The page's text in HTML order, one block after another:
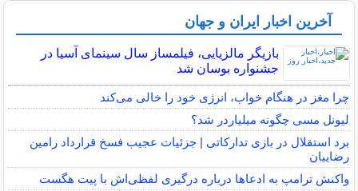
آخرین اخبار ایران و جهان
بازیگر مالزیایی، فیلمساز سال سینمای آسیا در
جشنواره بوسان شد
چرا مغز در هنگام خواب، انرژی خود را خالی می‌کند
لیونل مسی چگونه میلیاردر شد؟
برد استقلال در بازی تدارکاتی | جزئیات عجیب فسخ قرارداد رامین
رضاییان
واکنش ترامپ به ادعاها درباره درگیری لفظی‌اش با پیت هگست